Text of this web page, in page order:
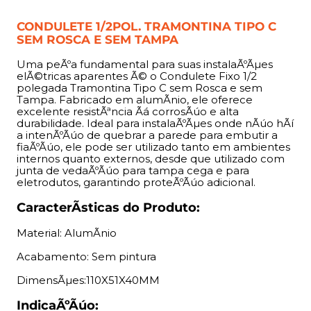
DimensÃµes:110X51X40MM
IndicaÃºÃúo:
O Condulete Fixo 1/2 polegada Tramontina Tipo C Ã©
indicado para instalaÃºÃµes elÃ©tricas aparentes em
indÃºstrias, pavilhÃµes, estacionamentos e outros
ambientes que demandam praticidade e eficiÃªncia. Ele
Ã© perfeito para projetos em que nÃúo Ã© possÃ­vel
embutir a fiaÃºÃúo na parede, proporcionando uma
instalaÃºÃúo rÃípida e segura.
BenefÃ­cios:
Esse condulete oferece uma instalaÃºÃúo prÃítica e
eficiente, sem necessidade de quebrar paredes, ideal
produÃºÃúo em alumÃ­nio proporciona resistÃªncia Ãá
corrosÃúo e alta durabilidade, garantindo que suas
CONDULETE 1/2POL. TRAMONTINA TIPO C
SEM ROSCA E SEM TAMPA
Uma peÃºa fundamental para suas instalaÃºÃµes
elÃ©tricas aparentes Ã© o Condulete Fixo 1/2
polegada Tramontina Tipo C sem Rosca e sem
Tampa. Fabricado em alumÃ­nio, ele oferece
excelente resistÃªncia Ãá corrosÃúo e alta
durabilidade. Ideal para instalaÃºÃµes onde nÃúo hÃí
a intenÃºÃúo de quebrar a parede para embutir a
fiaÃºÃúo, ele pode ser utilizado tanto em ambientes
internos quanto externos, desde que utilizado com
junta de vedaÃºÃúo para tampa cega e para
eletrodutos, garantindo proteÃºÃúo adicional.
CaracterÃ­sticas do Produto:
Material: AlumÃ­nio
Acabamento: Sem pintura
DimensÃµes:110X51X40MM
IndicaÃºÃúo: